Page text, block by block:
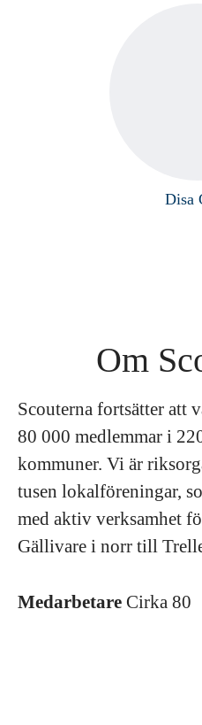
Disa
Om
Scouterna fortsätter att
80 000 medlemmar i
kommuner. Vi är
tusen lokalföreningar,
med aktiv verksamhet
Gällivare i norr till
Medarbetare Cirka 80